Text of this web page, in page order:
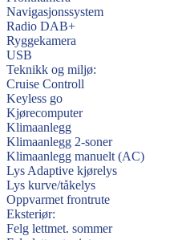
Navigasjonssystem
Radio DAB+
Ryggekamera
USB
Teknikk og miljø:
Cruise Controll
Keyless go
Kjørecomputer
Klimaanlegg
Klimaanlegg 2-soner
Klimaanlegg manuelt (AC)
Lys Adaptive kjørelys
Lys kurve/tåkelys
Oppvarmet frontrute
Eksteriør:
Felg lettmet. sommer